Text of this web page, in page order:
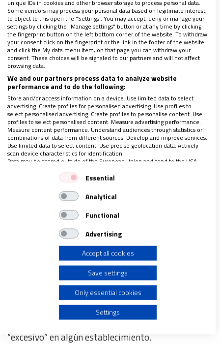
Con un poco de cordura
Lo que sí es una constante es queen todos los
lugares del mundo los acontecimientos violentos
cada vez van en aumento, algo que debemos
detenernos a reflexionar, porque esas personas
pueden ser nuestros hijos, nuestros familiares o
incluso hasta nosotros mismos.
Es necesario volver arecuperar el buen juicio
detenernos un poco ante lo que estamos viviendo,
porque a la menor provocación surge la persona con
ínfulas de grandeza y de que está en su derecho a
causar daño a quien le provoque por el menor
Estoy seguro que a más de uno de los lectores ha
una historia relacionada con la violencia
por una acción que, podría pasar sin
“pena ni gloria” y que en algunas ocasiones termina
en una lucha de poderes. Alguien que no respetó la
“fila”, un “percance” automovilístico, un cobro
“excesivo” en algún establecimiento.
unique IDs in cookies and other browser storage to process personal data.
Some vendors may process your personal data based on legitimate interest,
to object to this open the "Settings". You may accept, deny or manage your
settings by clicking the "Manage settings" button or at any time by clicking
the fingerprint button on the left bottom corner of the website. To withdraw
your consent click on the fingerprint or the link in the footer of the website
and click the My data menu item, on that page you can withdraw your
consent. These choices will be signaled to our partners and will not affect
browsing data.
We and our partners process data to analyze website
performance and to do the following:
Store and/or access information on a device. Use limited data to select
advertising. Create profiles for personalised advertising. Use profiles to
select personalised advertising. Create profiles to personalise content. Use
profiles to select personalised content. Measure advertising performance.
Measure content performance. Understand audiences through statistics or
combinations of data from different sources. Develop and improve services.
Use limited data to select content. Use precise geolocation data. Actively
scan device characteristics for identification.
Data may be shared outside of the European Union and send to the USA.
Your consent and the cookie policy applies solely to this website/app.
View Partner List (1 IAB Vendors)
We use your data for the following purposes:
IAB processing purposes:
Use limited data to select advertising
Create profiles for personalised advertising
Use profiles to select personalised advertising
Create profiles to personalise content
Essential
Analytical
Functional
Advertising
Accept all cookies
Save settings
Only essential cookies
Settings